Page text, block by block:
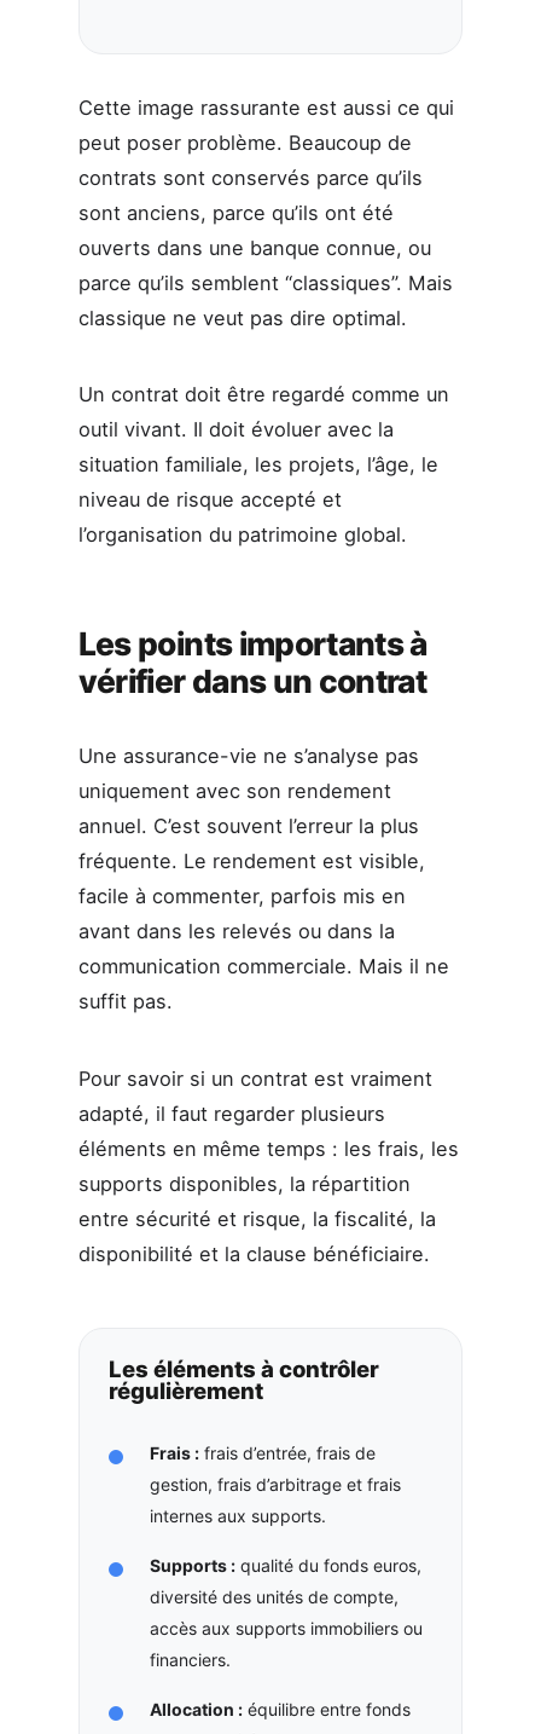
Cette image rassurante est aussi ce qui
peut poser problème. Beaucoup de
contrats sont conservés parce qu’ils
sont anciens, parce qu’ils ont été
ouverts dans une banque connue, ou
parce qu’ils semblent “classiques”. Mais
classique ne veut pas dire optimal.
Un contrat doit être regardé comme un
outil vivant. Il doit évoluer avec la
situation familiale, les projets, l’âge, le
niveau de risque accepté et
l’organisation du patrimoine global.
Les points importants à
vérifier dans un contrat
Une assurance-vie ne s’analyse pas
uniquement avec son rendement
annuel. C’est souvent l’erreur la plus
fréquente. Le rendement est visible,
facile à commenter, parfois mis en
avant dans les relevés ou dans la
communication commerciale. Mais il ne
suffit pas.
Pour savoir si un contrat est vraiment
adapté, il faut regarder plusieurs
éléments en même temps : les frais, les
supports disponibles, la répartition
entre sécurité et risque, la fiscalité, la
disponibilité et la clause bénéficiaire.
Les éléments à contrôler
régulièrement
Frais :frais d’entrée, frais de
gestion, frais d’arbitrage et frais
internes aux supports.
Supports :qualité du fonds euros,
diversité des unités de compte,
accès aux supports immobiliers ou
financiers.
Allocation :équilibre entre fonds